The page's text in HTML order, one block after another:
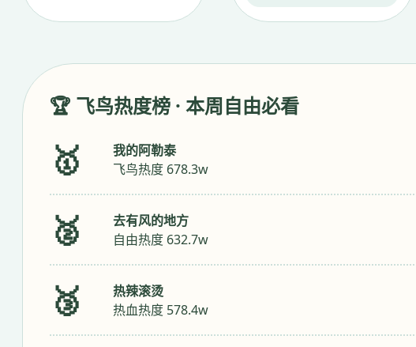
🏆 飞鸟热度榜 · 本周自由必看
🥇
我的阿勒泰
飞鸟热度 678.3w
🥈
去有风的地方
自由热度 632.7w
🥉
热辣滚烫
热血热度 578.4w